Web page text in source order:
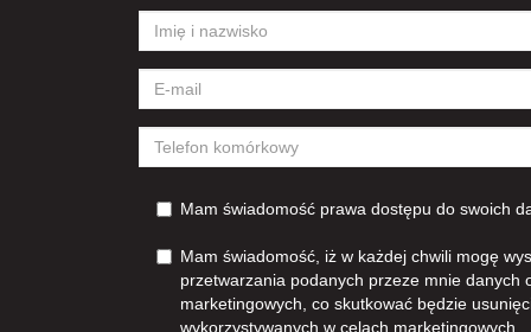
Mam świadomość prawa dostępu do swoich
Mam świadomość, iż w każdej chwili mogę
przetwarzania podanych przeze mnie danych
marketingowych, co skutkować będzie
wykorzystywanych w celach marketingowych.